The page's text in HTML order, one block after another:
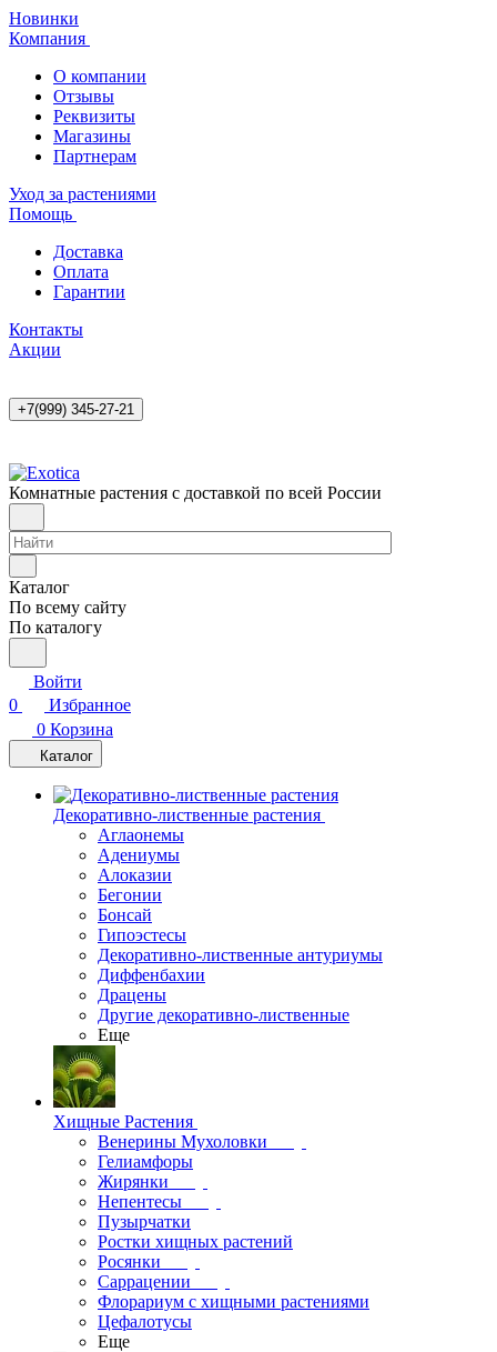
Новинки
Компания
О компании
Отзывы
Реквизиты
Магазины
Партнерам
Уход за растениями
Помощь
Доставка
Оплата
Гарантии
Контакты
Акции
+7(999) 345-27-21
Комнатные растения с доставкой по всей России
Каталог
По всему сайту
По каталогу
Войти
0
Избранное
0 Корзина
Каталог
Декоративно-лиственные растения
Аглаонемы
Адениумы
Алоказии
Бегонии
Бонсай
Гипоэстесы
Декоративно-лиственные антуриумы
Диффенбахии
Драцены
Другие декоративно-лиственные
Еще
Хищные Растения
Венерины Мухоловки
Гелиамфоры
Жирянки
Непентесы
Пузырчатки
Ростки хищных растений
Росянки
Саррацении
Флорариум с хищными растениями
Цефалотусы
Еще